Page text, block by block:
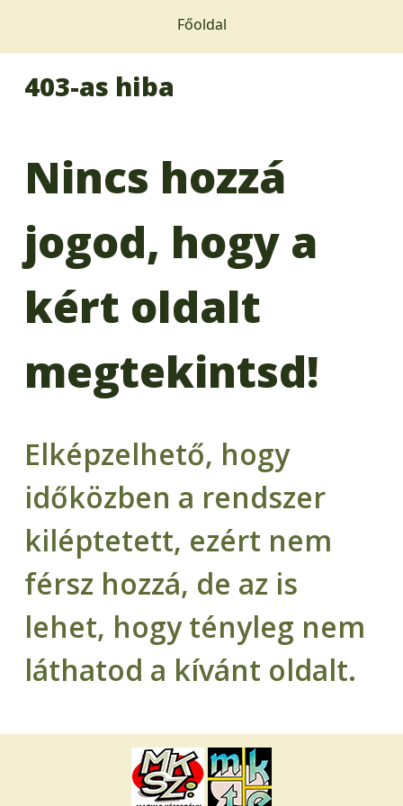
Főoldal
403-as hiba
Nincs hozzá
jogod, hogy a
kért oldalt
megtekintsd!
Elképzelhető, hogy
időközben a rendszer
kiléptetett, ezért nem
férsz hozzá, de az is
lehet, hogy tényleg nem
láthatod a kívánt oldalt.